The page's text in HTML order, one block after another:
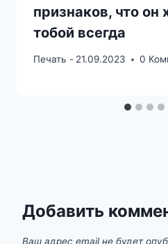
признаков, что он
тобой всегда
Печать - 21.09.2023 0
Добавить
Ваш адрес email не будет